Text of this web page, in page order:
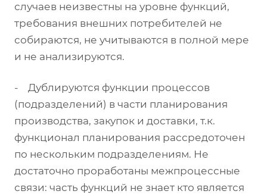
случаев неизвестны на уровне функций,
требования внешних потребителей не
собираются, не учитываются в полной мере
и не анализируются.
- Дублируются функции процессов
(подразделений) в части планирования
производства, закупок и доставки, т.к.
функционал планирования рассредоточен
по нескольким подразделениям. Не
достаточно проработаны межпроцессные
связи: часть функций не знает кто является